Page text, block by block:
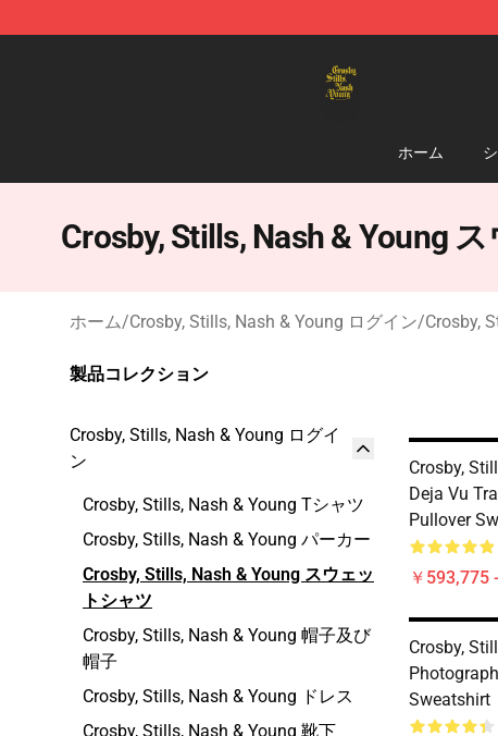
ホーム
Crosby, Stills, Nash & Young
ホーム/Crosby, Stills, Nash & Young ログイン/Crosby,
製品コレクション
Crosby, Stills, Nash & Young ログイ
ン
Crosby, Stills, Nash & Young Tシャツ
Crosby, Stills, Nash & Young パーカー
Crosby, Stills, Nash & Young スウェッ
トシャツ
Crosby, Stills, Nash & Young 帽子及び
帽子
Crosby, Stills, Nash & Young ドレス
Crosby, Stills, Nash & Young 靴下
Crosby,
Deja Vu
Pullover
￥593,775
Crosby,
Sweatshirt